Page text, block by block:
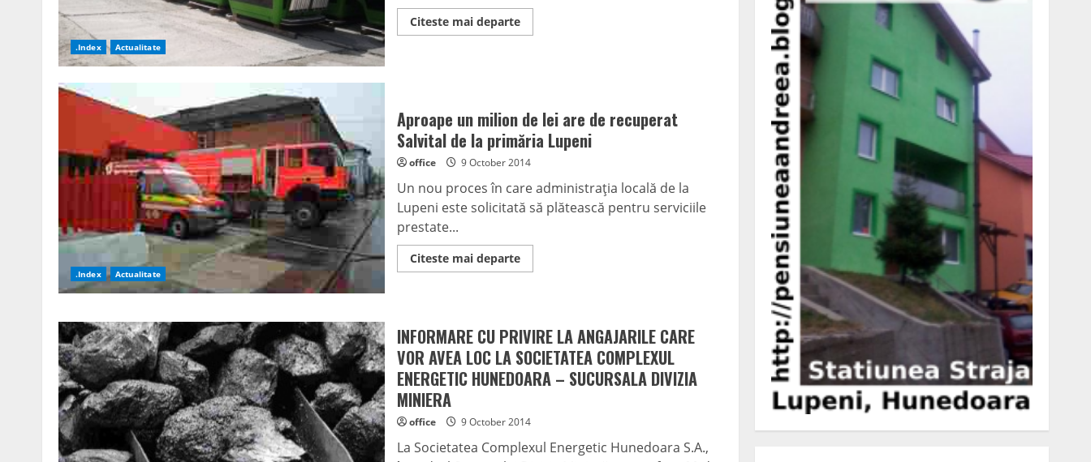
.Index Actualitate
Citeste mai departeRead
more
măcar
un
milion
de
euro
din
peste
45
.Index Actualitate
Aproape un milion de lei are de recuperat
Salvital de la primăria Lupeni
office 9 October 2014
Un nou proces în care administraţia locală de la
Lupeni este solicitată să plătească pentru serviciile
prestate...
Citeste mai departeRead
more
lei
are
de
recuperat
Salvital
primăria
Lupeni
INFORMARE CU PRIVIRE LA ANGAJARILE CARE
VOR AVEA LOC LA SOCIETATEA COMPLEXUL
ENERGETIC HUNEDOARA – SUCURSALA DIVIZIA
MINIERA
office 9 October 2014
La Societatea Complexul Energetic Hunedoara S.A.,